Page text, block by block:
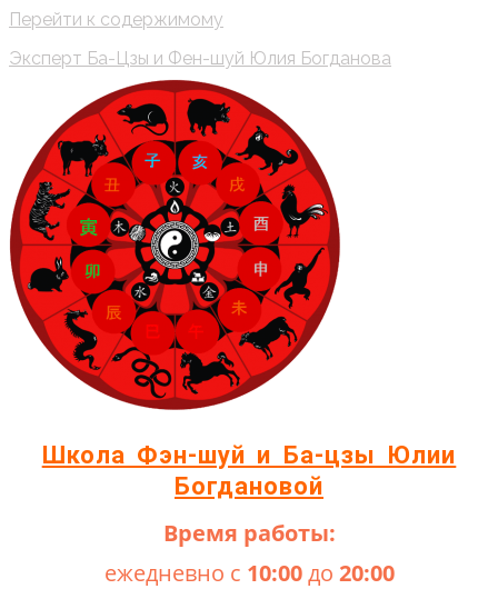
Перейти к содержимому
Эксперт Ба-Цзы и Фен-шуй Юлия Богданова
Школа Фэн-шуй и Ба-цзы Юлии
Богдановой
Время работы:
ежедневно с 10:00до 20:00